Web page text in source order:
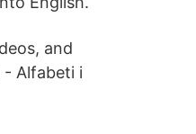
and
- Alfabeti i